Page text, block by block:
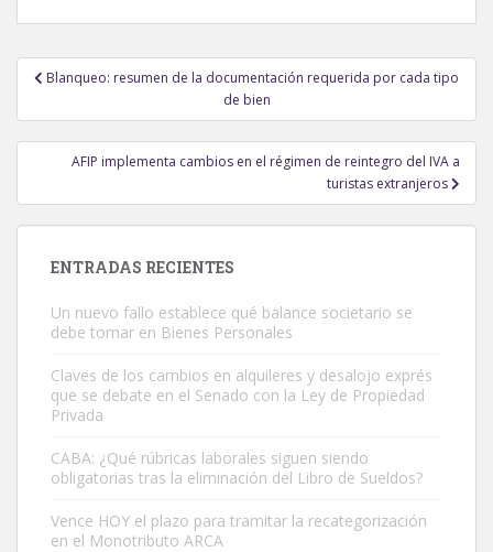
Navegación
entradas
Blanqueo: resumen de la documentación requerida por cada tipo
de bien
AFIP implementa cambios en el régimen de reintegro del IVA a
turistas extranjeros
ENTRADAS RECIENTES
Un nuevo fallo establece qué balance societario se
debe tomar en Bienes Personales
Claves de los cambios en alquileres y desalojo exprés
que se debate en el Senado con la Ley de Propiedad
Privada
CABA: ¿Qué rúbricas laborales siguen siendo
obligatorias tras la eliminación del Libro de Sueldos?
Vence HOY el plazo para tramitar la recategorización
en el Monotributo ARCA